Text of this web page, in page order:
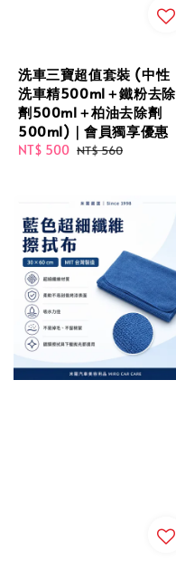
洗車三寶超值套裝 (中性
洗車精500ml＋鐵粉去除
劑500ml＋柏油去除劑
500ml)｜會員獨享優惠
Sale
NT$ 500 Regular
NT$ 560